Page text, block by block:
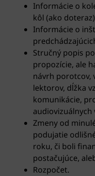
Informácie o
kôl (ako
Informácie o
Stručný popis
propozície, ale
návrh porotcov,
lektorov, dĺžka
komunikácie,
audiovizuálnych
Zmeny od
podujatie
roku, či boli
postačujúce,
Rozpočet.